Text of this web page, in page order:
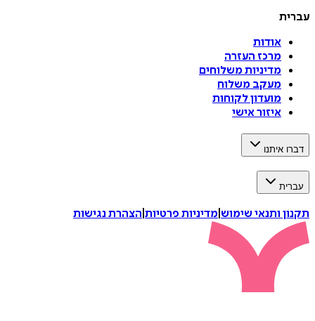
עברית
אודות
מרכז העזרה
מדיניות משלוחים
מעקב משלוח
מועדון לקוחות
איזור אישי
דברו איתנו
עברית
תקנון ותנאי שימוש מדיניות פרטיות הצהרת נגישות